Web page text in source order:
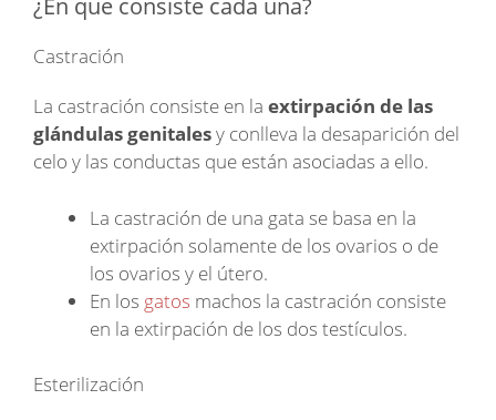
¿En que consiste cada una?
Castración
La castración consiste en la extirpación de las
glándulas genitalesy conlleva la desaparición del
celo y las conductas que están asociadas a ello.
La castración de una gata se basa en la
extirpación solamente de los ovarios o de
los ovarios y el útero.
En los gatos machos la castración consiste
en la extirpación de los dos testículos.
Esterilización